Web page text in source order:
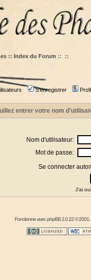
:: Index du Forum :: ::
S'enregistrer
entrer votre nom
Nom d'utilisateur:
Mot de passe:
Se connecter
J'ai
Fonctionne avecphpBB2.0.22 © 2001,